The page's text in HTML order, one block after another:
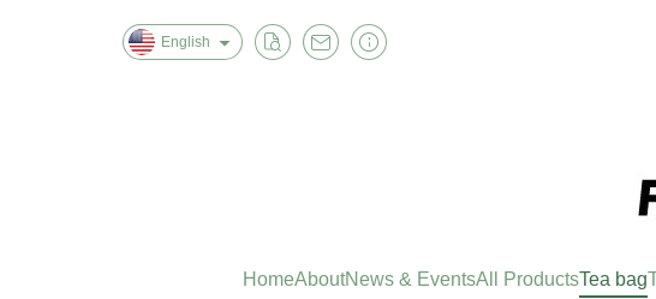
English
HomeAboutNews & EventsAll ProductsTea bag